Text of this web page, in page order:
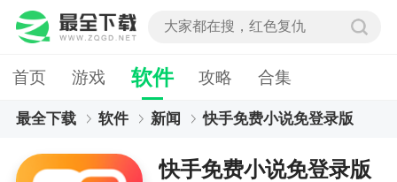
首页 游戏 软件 攻略 合集
最全下载 软件 新闻 快手免费小说免登录版
快手免费小说免登录版